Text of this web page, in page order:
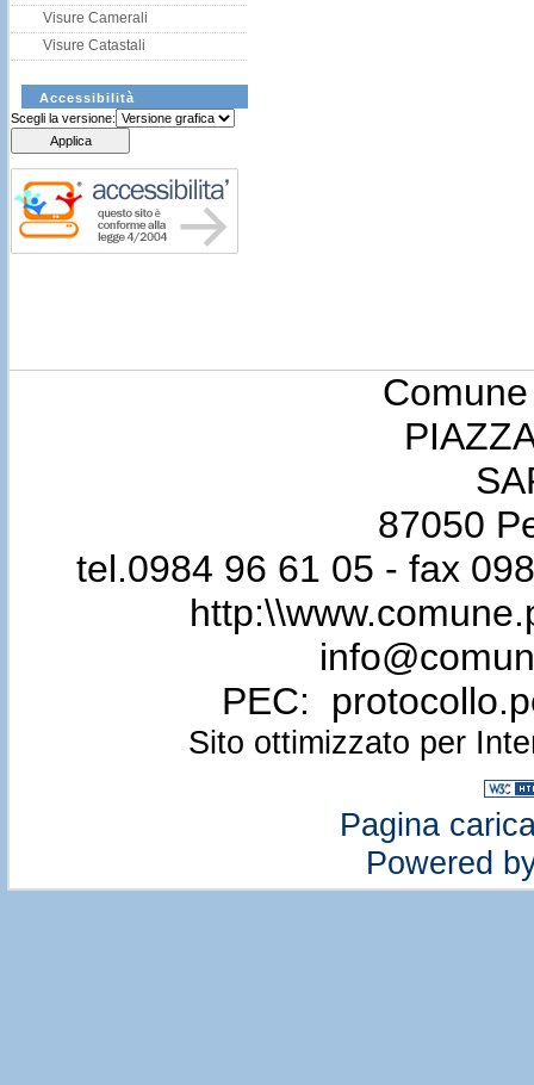
Visure Camerali
Visure Catastali
Accessibilità
Scegli la versione:
87050
tel.0984 96 61 05 - fax
PEC:
Sito ottimizzato per
Pagina
Powered